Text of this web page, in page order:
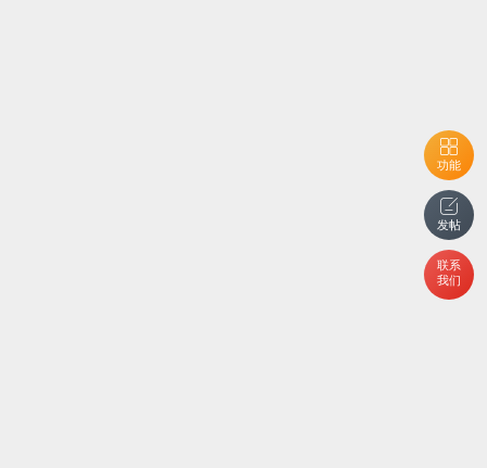
功能
发帖
联系
我们